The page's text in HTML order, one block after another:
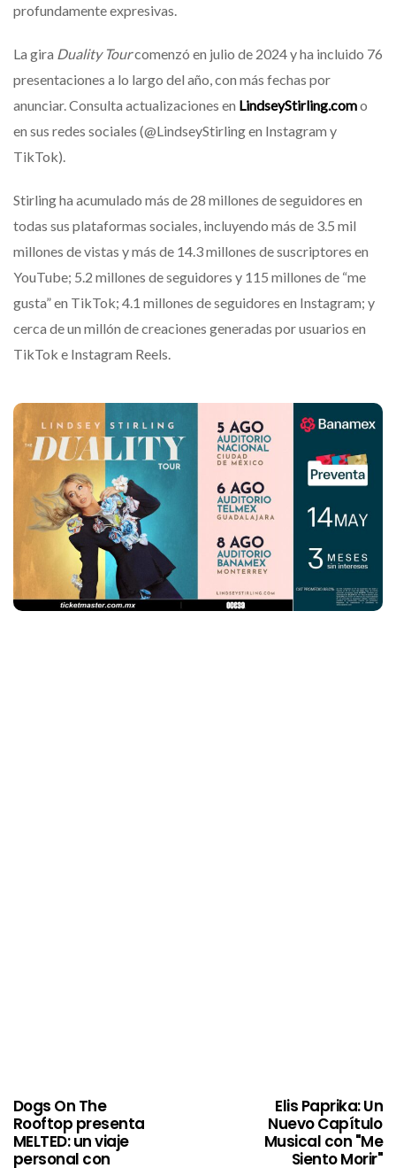
profundamente expresivas.
La gira Duality Tourcomenzó en julio de 2024 y ha incluido 76
presentaciones a lo largo del año, con más fechas por
anunciar. Consulta actualizaciones en LindseyStirling.como
en sus redes sociales (@LindseyStirling en Instagram y
TikTok).
Stirling ha acumulado más de 28 millones de seguidores en
todas sus plataformas sociales, incluyendo más de 3.5 mil
millones de vistas y más de 14.3 millones de suscriptores en
YouTube; 5.2 millones de seguidores y 115 millones de “me
gusta” en TikTok; 4.1 millones de seguidores en Instagram; y
cerca de un millón de creaciones generadas por usuarios en
TikTok e Instagram Reels.
Dogs On The
Rooftop presenta
MELTED: un viaje
personal con
Elis Paprika: Un
Nuevo Capítulo
Musical con "Me
Siento Morir"